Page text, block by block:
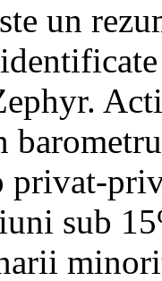
un
privat-
sub